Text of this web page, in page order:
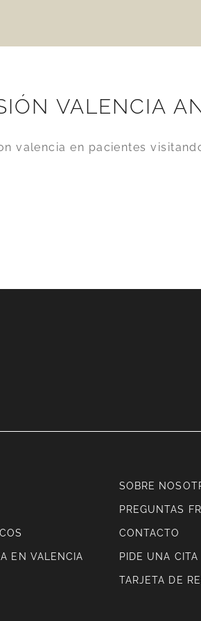
VALENCIA
valencia en pacientes
EN VALENCIA
SOBRE
PREGUNTAS
CONTACTO
PIDE UNA CITA
TARJETA DE